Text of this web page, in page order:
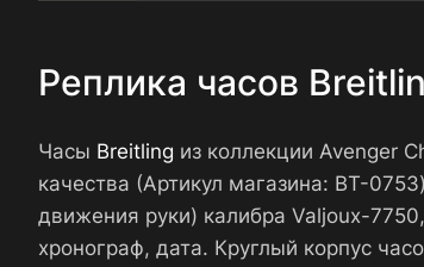
Реплика часов
Часы Breitling из коллекции Avenger
качества (Артикул магазина: BT-
движения руки) калибра Valjoux-
хронограф, дата. Круглый корпус